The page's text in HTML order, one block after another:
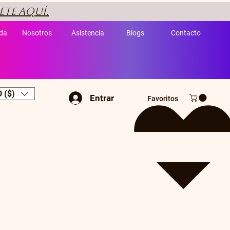
aquí.
Nosotros Asistencia Blogs Contacto
($) Entrar Favoritos